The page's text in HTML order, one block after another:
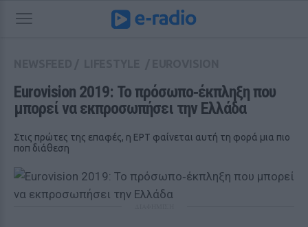
Eurovision 2019: Το πρόσωπο‑έκπληξη που
μπορεί να εκπροσωπήσει την Ελλάδα
Στις πρώτες της επαφές, η ΕΡΤ φαίνεται αυτή τη φορά μια πιο
ποπ διάθεση